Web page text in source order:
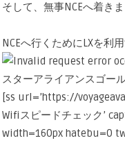
そして、無事NCEへ着きま
NCEへ行くためにLXを利
スターアライアンスゴー
[ss url=’https://
Wifiスピードチェック’
width=160px hatebu=0